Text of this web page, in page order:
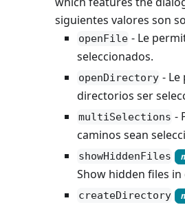
siguientes valores son
openFile - Le
seleccionados.
openDirectory - Le
directorios ser
multiSelections -
caminos sean
showHiddenFiles
Show hidden files in
createDirectory